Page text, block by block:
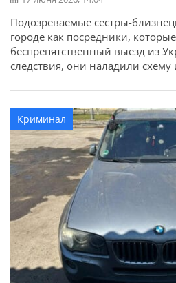
Подозреваемые сестры-
городе как посредники,
беспрепятственный выезд из
следствия, они наладили схему
инвалидности для
сообщает Днепропетровская
Женщины собирали личные
договаривались с врачами об
фиктивных диагнозов. Во
выясняли, […]
Криминал